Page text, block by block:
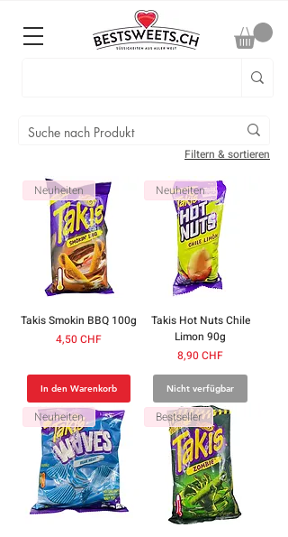
Filtern & sortieren
Neuheiten
Takis Smokin BBQ 100g
Preis
4,50 CHF
In den Warenkorb
Neuheiten
Takis Hot Nuts Chile
Limon 90g
Preis
8,90 CHF
Nicht verfügbar
Neuheiten Bestseller